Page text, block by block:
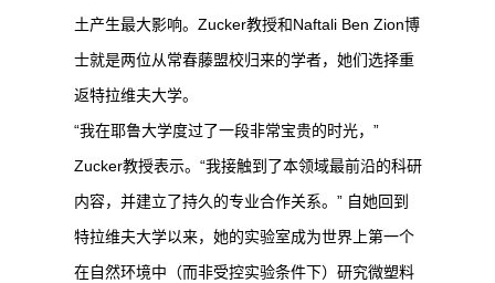
土产生最大影响。Zucker教授和Naftali Ben Zion博
士就是两位从常春藤盟校归来的学者，她们选择重
返特拉维夫大学。
“我在耶鲁大学度过了一段非常宝贵的时光，”
Zucker教授表示。“我接触到了本领域最前沿的科研
内容，并建立了持久的专业合作关系。” 自她回到
特拉维夫大学以来，她的实验室成为世界上第一个
在自然环境中（而非受控实验条件下）研究微塑料